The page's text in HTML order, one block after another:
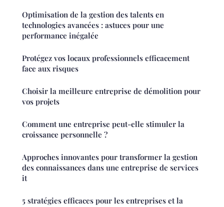
Optimisation de la gestion des talents en
technologies avancées : astuces pour une
performance inégalée
Protégez vos locaux professionnels efficacement
face aux risques
Choisir la meilleure entreprise de démolition pour
vos projets
Comment une entreprise peut-elle stimuler la
croissance personnelle ?
Approches innovantes pour transformer la gestion
des connaissances dans une entreprise de services
it
5 stratégies efficaces pour les entreprises et la